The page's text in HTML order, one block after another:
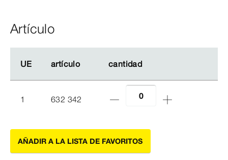
Artículo
UE artículo cantidad
UE artículo cantidad
1 632 342
AÑADIR A LA LISTA DE FAVORITOS